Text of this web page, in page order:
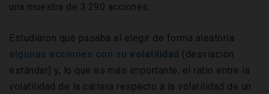
una muestra de 3.290 acciones.
Estudiaron qué pasaba al elegir de forma aleatoria
algunas acciones con su volatilidad (desviación
estándar) y, lo que es más importante, el ratio entre la
volatilidad de la cartera respecto a la volatilidad de un